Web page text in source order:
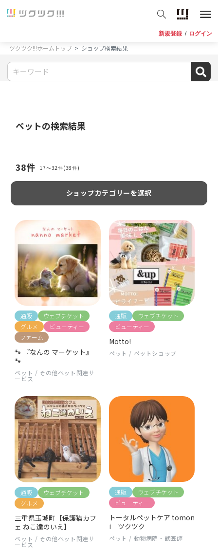
新規登録 / ログイン
ツクツク!!!ホームトップ ショップ検索結果
ペットの検索結果
38件 17〜32件(38件)
ショップカテゴリーを選択
通販
ウェブチケット
グルメ
ビューティー
ファーム
🐾 『なんの マーケット』
🐾
ペット / その他ペット関連サ
ービス
通販
ウェブチケット
ビューティー
Motto!
ペット / ペットショップ
通販
ウェブチケット
グルメ
三重県玉城町【保護猫カフ
ェ ねこ達のいえ】
ペット / その他ペット関連サ
ービス
通販
ウェブチケット
ビューティー
トータルペットケア tomon
i ツクツク
ペット / 動物病院・獣医師